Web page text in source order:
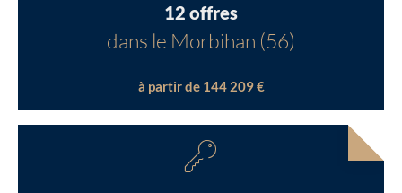
12 offres
dans le Morbihan (56)
à partir de 144 209 €